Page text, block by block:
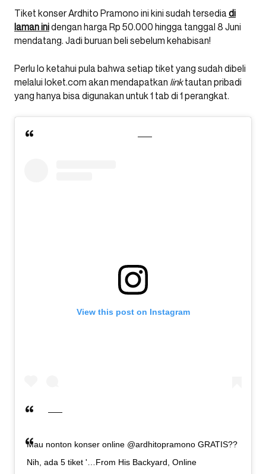
Tiket konser Ardhito Pramono ini kini sudah tersedia di
laman inidengan harga Rp 50.000 hingga tanggal 8 Juni
mendatang. Jadi buruan beli sebelum kehabisan!
Perlu lo ketahui pula bahwa setiap tiket yang sudah dibeli
melalui loket.com akan mendapatkan linktautan pribadi
yang hanya bisa digunakan untuk 1 tab di 1 perangkat.
View this post on Instagram
Mau nonton konser online @ardhitopramono GRATIS??⁣
Nih, ada 5 tiket '…From His Backyard, Online